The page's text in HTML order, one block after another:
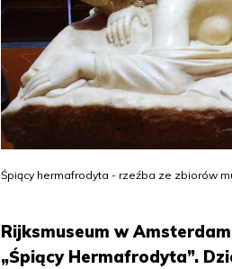
Śpiący hermafrodyta - rzeźba ze zbiorów
Rijksmuseum w
„Śpiący Hermafrodyta”.